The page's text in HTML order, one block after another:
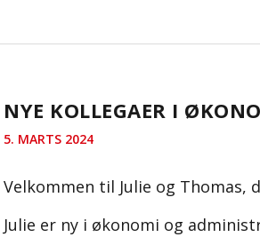
NYE KOLLEGAER I
5. MARTS 2024
Velkommen til Julie og Thomas,
Julie er ny i økonomi og